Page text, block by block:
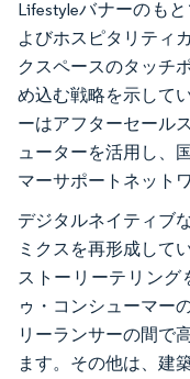
Lifestyleバナーのも
よびホスピタリティ
クスペースのタッチ
め込む戦略を示して
ーはアフターセール
ューターを活用し、
マーサポートネット
デジタルネイティブ
ミクスを再形成して
ストーリーテリング
ゥ・コンシューマー
リーランサーの間で
ます。その他は、建